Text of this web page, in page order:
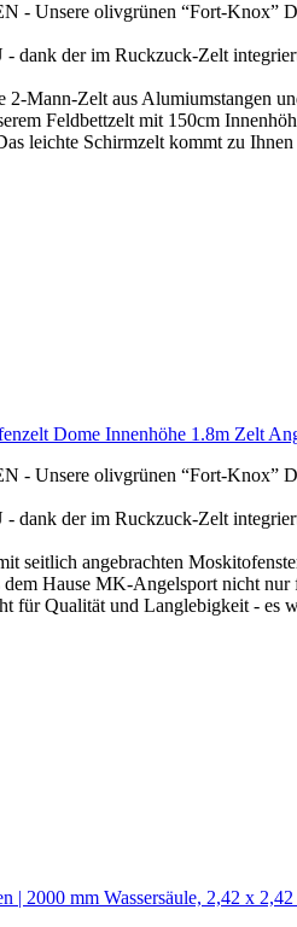
olivgrünen “Fort-Knox”
der im Ruckzuck-Zelt
Zelt aus Alumiumstangen
Feldbettzelt mit 150cm
Schirmzelt kommt zu Ihnen
Dome Innenhöhe 1.8m Zelt
olivgrünen “Fort-Knox”
der im Ruckzuck-Zelt
seitlich angebrachten
Hause MK-Angelsport nicht nur
Qualität und Langlebigkeit - es
| 2000 mm Wassersäule, 2,42 x